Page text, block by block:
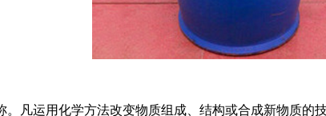
。凡运用化学方法改变物质组成、结构或合成新物质